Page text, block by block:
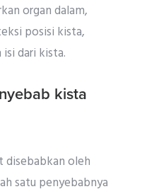
organ dalam,
posisi kista,
dari kista.
kista
disebabkan oleh
satu penyebabnya